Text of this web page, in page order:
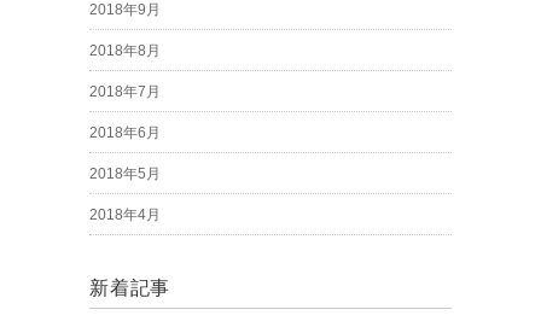
2018年9月
2018年8月
2018年7月
2018年6月
2018年5月
2018年4月
新着記事